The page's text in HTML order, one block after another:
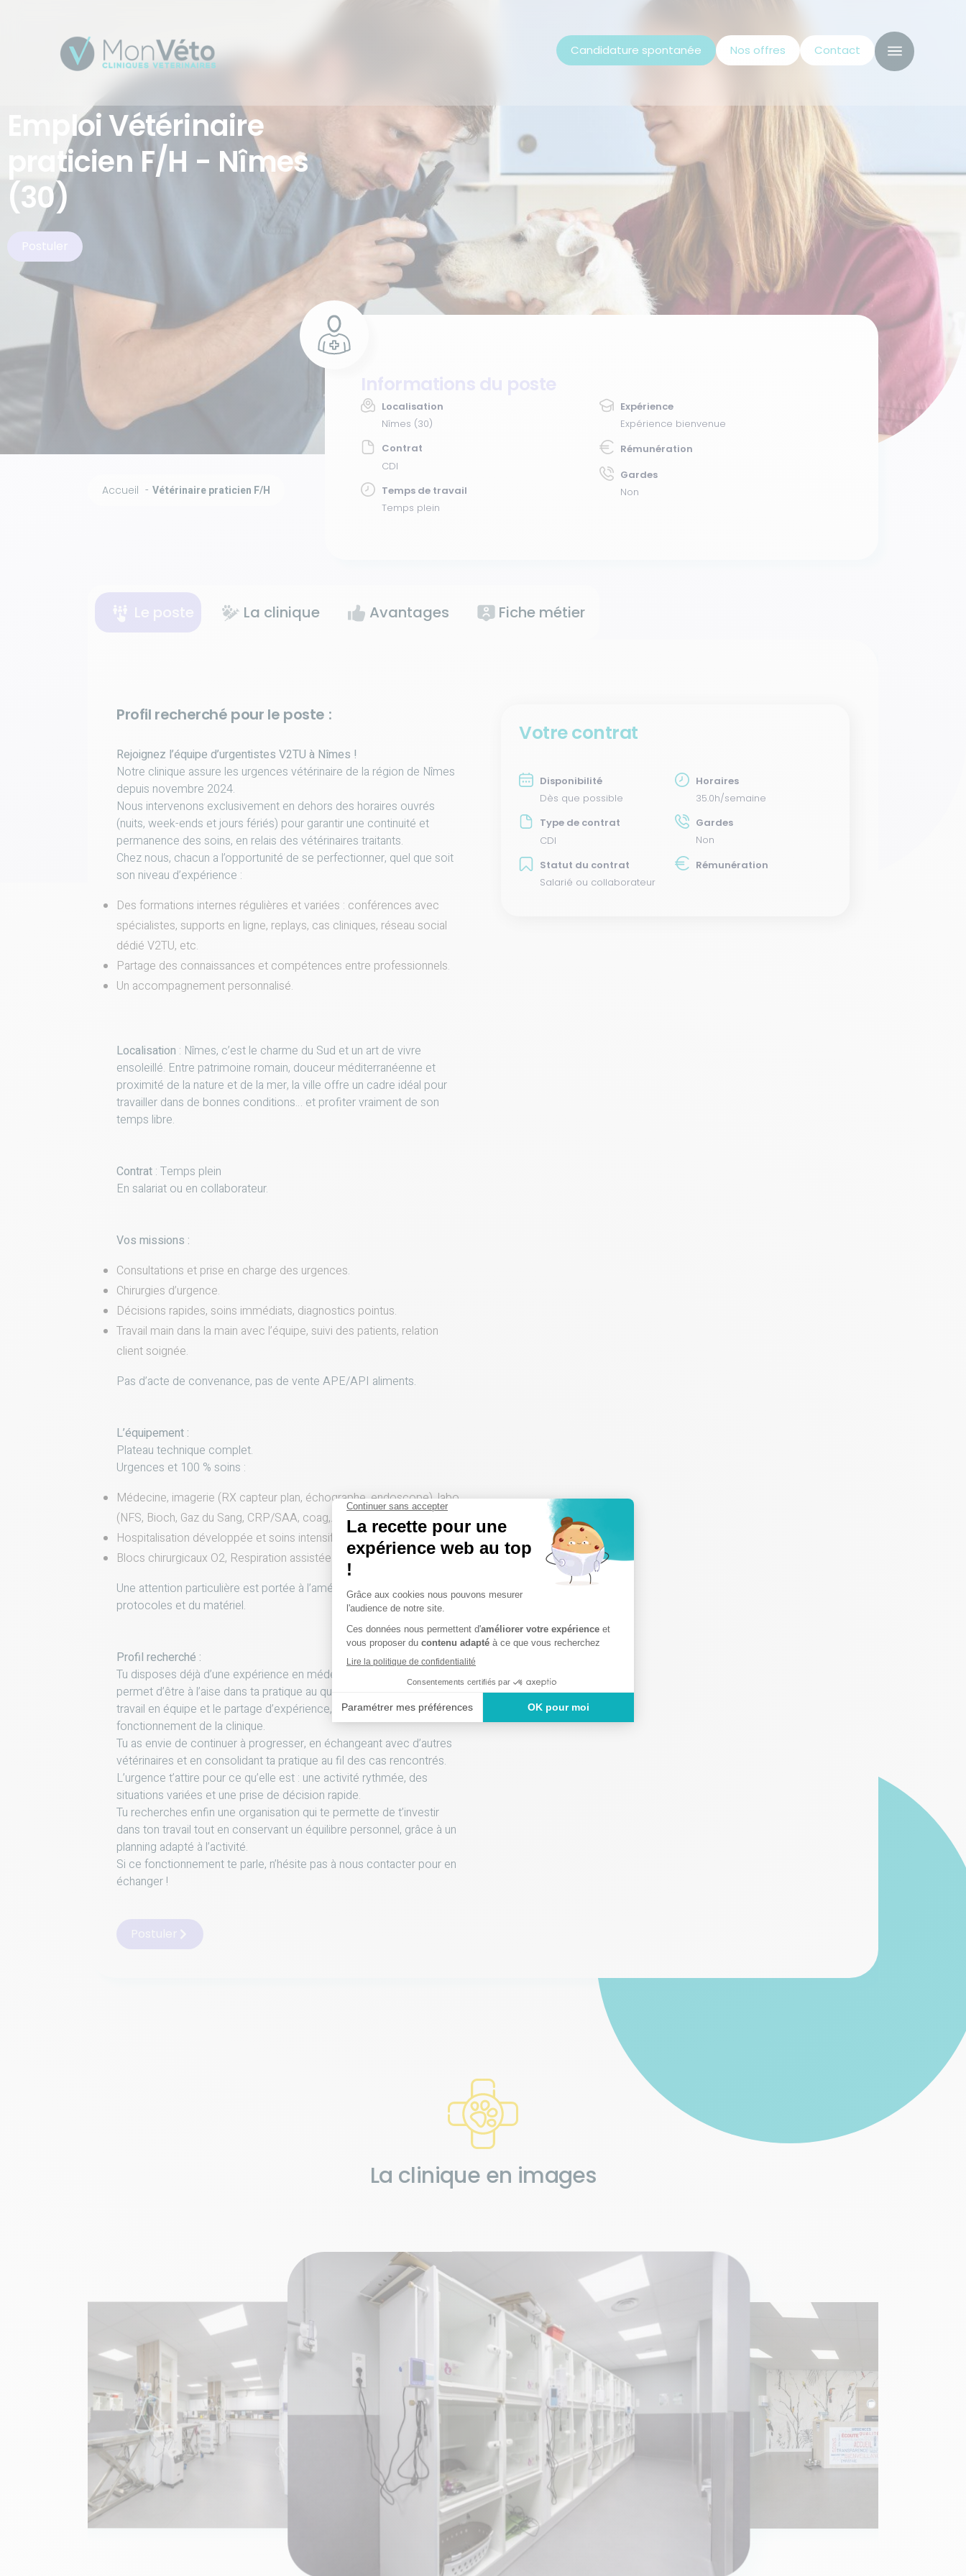
Candidature spontanée Nos offres Contact
Emploi Vétérinaire
praticien F/H - Nîmes
(30)
Postuler
Accueil Vétérinaire praticien F/H
Informations du poste
Localisation
Nîmes (30)
Contrat
CDI
Temps de travail
Temps plein
Expérience
Expérience bienvenue
Rémunération
Gardes
Non
Le poste La clinique Avantages Fiche métier
Profil recherché pour le poste :
Rejoignez l’équipe d’urgentistes V2TU à Nîmes !
Notre clinique assure les urgences vétérinaire de la région de Nîmes
depuis novembre 2024.
Nous intervenons exclusivement en dehors des horaires ouvrés
(nuits, week-ends et jours fériés) pour garantir une continuité et
permanence des soins, en relais des vétérinaires traitants.
Chez nous, chacun a l’opportunité de se perfectionner, quel que soit
son niveau d’expérience :
Des formations internes régulières et variées : conférences avec
spécialistes, supports en ligne, replays, cas cliniques, réseau social
dédié V2TU, etc.
Partage des connaissances et compétences entre professionnels.
Un accompagnement personnalisé.
Localisation : Nîmes, c’est le charme du Sud et un art de vivre
ensoleillé. Entre patrimoine romain, douceur méditerranéenne et
proximité de la nature et de la mer, la ville offre un cadre idéal pour
travailler dans de bonnes conditions… et profiter vraiment de son
temps libre.
Contrat : Temps plein
En salariat ou en collaborateur.
Vos missions :
Consultations et prise en charge des urgences.
Chirurgies d’urgence.
Décisions rapides, soins immédiats, diagnostics pointus.
Travail main dans la main avec l’équipe, suivi des patients, relation
client soignée.
Pas d’acte de convenance, pas de vente APE/API aliments.
L’équipement :
Plateau technique complet.
Urgences et 100 % soins :
Médecine, imagerie (RX capteur plan, échographe, endoscope), labo
(NFS, Bioch, Gaz du Sang, CRP/SAA, coag,…).
Hospitalisation développée et soins intensifs.
Blocs chirurgicaux O2, Respiration assistée et Monitoring…
Une attention particulière est portée à l’amélioration continue des
protocoles et du matériel.
Profil recherché :
Tu disposes déjà d’une expérience en médecine vétérinaire, qui te
permet d’être à l’aise dans ta pratique au quotidien. Tu apprécies le
travail en équipe et le partage d’expérience, et tu t’impliques dans le
fonctionnement de la clinique.
Tu as envie de continuer à progresser, en échangeant avec d’autres
vétérinaires et en consolidant ta pratique au fil des cas rencontrés.
L’urgence t’attire pour ce qu’elle est : une activité rythmée, des
situations variées et une prise de décision rapide.
Tu recherches enfin une organisation qui te permette de t’investir
dans ton travail tout en conservant un équilibre personnel, grâce à un
planning adapté à l’activité.
Si ce fonctionnement te parle, n’hésite pas à nous contacter pour en
échanger !
Postuler
Votre contrat
Disponibilité
Dès que possible
Type de contrat
CDI
Statut du contrat
Salarié ou collaborateur
Horaires
35.0h/semaine
Gardes
Non
Rémunération
La clinique en images